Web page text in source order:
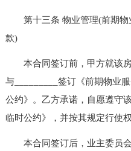
第十三条 物业管理(前期物
款)
本合同签订前，甲方就该房
与_________签订《前期物业
公约》。乙方承诺，自愿遵守
临时公约》，并按其规定行使
本合同签订后，业主委员会